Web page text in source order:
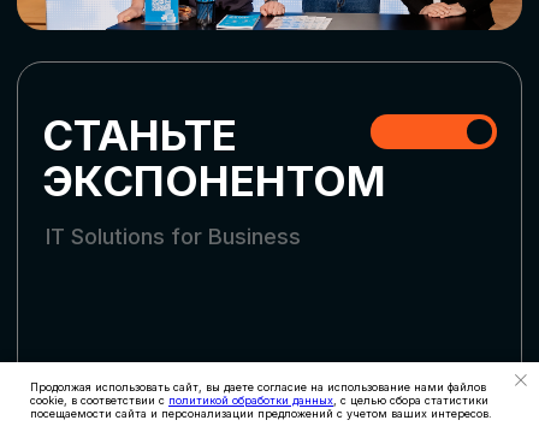
Продолжая использовать сайт, вы даете согласие на использование нами файлов
cookie, в соответствии с политикой обработки данных , с целью сбора статистики
посещаемости сайта и персонализации предложений с учетом ваших интересов.
СТАТЬ УЧАСТНИКОМ